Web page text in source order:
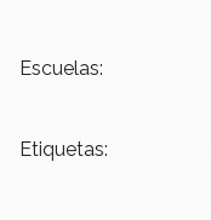
Escuelas:
Etiquetas: